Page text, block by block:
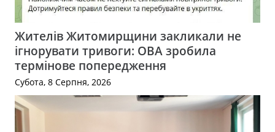
Жителів Житомирщини закликали не
ігнорувати тривоги: ОВА зробила
термінове попередження
Субота, 8 Серпня, 2026